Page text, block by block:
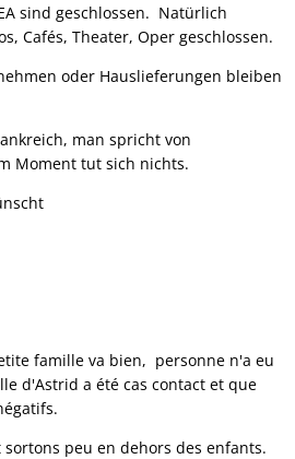
sind geschlossen. Natürlich
Cafés, Theater, Oper geschlossen.
oder Hauslieferungen bleiben
man spricht von
Moment tut sich nichts.
famille va bien, personne n'a eu
d'Astrid a été cas contact et que
peu en dehors des enfants.